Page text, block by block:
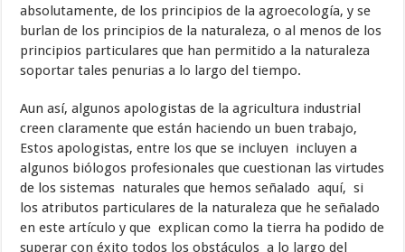
absolutamente, de los principios de la agroecología, y se
burlan de los principios de la naturaleza, o al menos de los
principios particulares que han permitido a la naturaleza
soportar tales penurias a lo largo del tiempo.
Aun así, algunos apologistas de la agricultura industrial
creen claramente que están haciendo un buen trabajo,
Estos apologistas, entre los que se incluyen incluyen a
algunos biólogos profesionales que cuestionan las virtudes
de los sistemas naturales que hemos señalado aquí, si
los atributos particulares de la naturaleza que he señalado
en este artículo y que explican como la tierra ha podido de
superar con éxito todos los obstáculos a lo largo del